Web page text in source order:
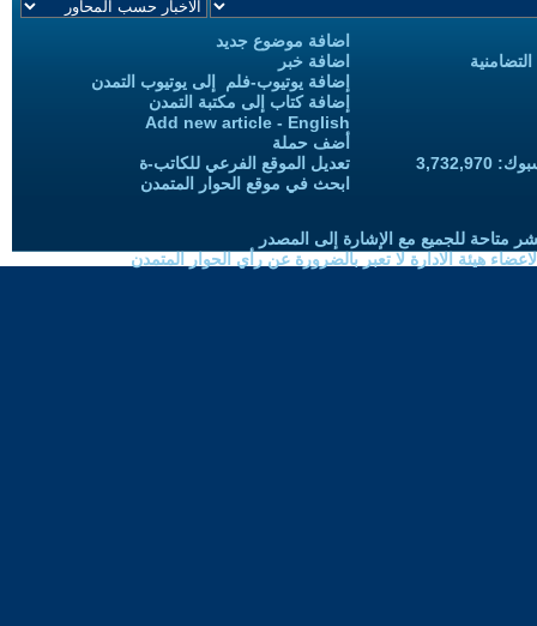
اضافة موضوع جديد
اضافة خبر
إضافة يوتيوب-فلم إلى يوتيوب التمدن
إضافة كتاب إلى مكتبة التمدن
Add new article - English
أضف حملة
تعديل الموقع الفرعي للكاتب-ة
ابحث في موقع الحوار المتمدن
متاحة للجميع مع الإشارة إلى المصدر
هيئة الادارة لا تعبر بالضرورة عن رأي الحوار المتمدن